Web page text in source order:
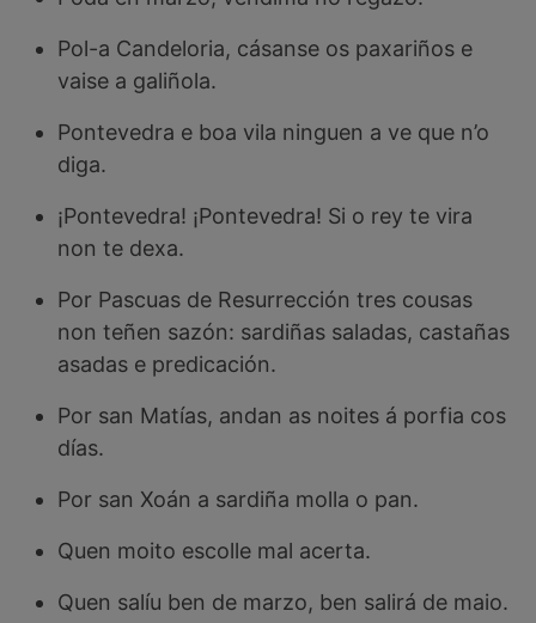
Pol-a Candeloria, cásanse os paxariños e
vaise a galiñola.
Pontevedra e boa vila ninguen a ve que n’o
diga.
¡Pontevedra! ¡Pontevedra! Si o rey te vira
non te dexa.
Por Pascuas de Resurrección tres cousas
non teñen sazón: sardiñas saladas, castañas
asadas e predicación.
Por san Matías, andan as noites á porfia cos
días.
Por san Xoán a sardiña molla o pan.
Quen moito escolle mal acerta.
Quen salíu ben de marzo, ben salirá de maio.